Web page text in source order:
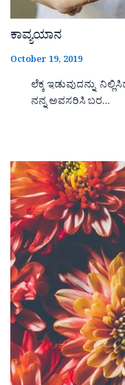
ಕಾವ್ಯಯಾನ
October 19, 2019
ಲೆಕ್ಕ ಇಡುವುದನ್ನು
ನನ್ನ ಅವಸರಿಸಿ ಬರ…